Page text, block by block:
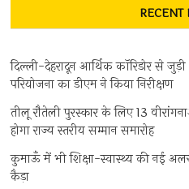
RECENT
दिल्ली-देहरादून आर्थिक कॉरिडोर से
परियोजना का डीएम ने किया निरीक्षण
तीलू रौतेली पुरस्कार के लिए 13
होगा राज्य स्तरीय सम्मान समारोह
कुमाऊँ में भी शिक्षा-स्वास्थ्य की नई
कैड़ा